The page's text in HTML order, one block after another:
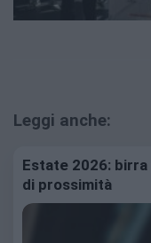
Leggi anche:
Estate 2026:
di prossimità